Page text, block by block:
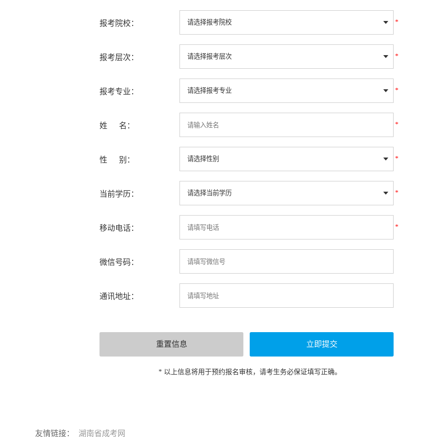
报考院校： *
报考层次： *
报考专业： *
姓 名： *
性 别： *
当前学历： *
移动电话： *
微信号码：
通讯地址：
* 以上信息将用于预约报名审核，请考生务必保证填写正确。
友情链接： 湖南省成考网